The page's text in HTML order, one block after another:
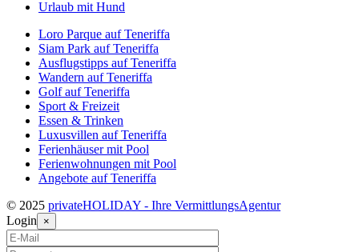
Urlaub mit Hund
Loro Parque auf Teneriffa
Siam Park auf Teneriffa
Ausflugstipps auf Teneriffa
Wandern auf Teneriffa
Golf auf Teneriffa
Sport & Freizeit
Essen & Trinken
Luxusvillen auf Teneriffa
Ferienhäuser mit Pool
Ferienwohnungen mit Pool
Angebote auf Teneriffa
© 2025 privateHOLIDAY - Ihre VermittlungsAgentur
Login
×